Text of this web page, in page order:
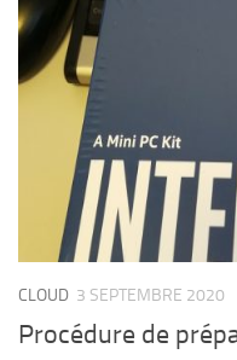
CLOUD 3 SEPTEMBRE 2020
Procédure de